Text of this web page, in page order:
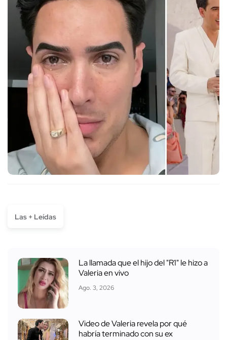
Las + Leídas
La llamada que el hijo del "R1" le hizo a
Valeria en vivo
Ago. 3, 2026
Video de Valeria revela por qué
habría terminado con su ex